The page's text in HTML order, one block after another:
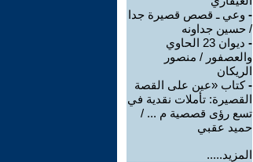
- وعي ـ قصص قصيرة جدا
/ حسين جداونه
-
ديوان 23 الحاوي
والعصفور / منصور
الريكان
-كتاب «عين على القصة
القصيرة: تأملات نقدية في
تسع رؤى قصصية م ... /
حميد عقبي
المزيد.....